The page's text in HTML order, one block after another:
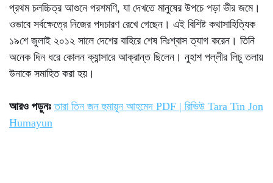
প্রথম চলচ্চিত্র আগুনে পরশমণি, যা দেখতে মানুষের উপচে পড়া ভীর জমে।
ওভাবে সর্বক্ষেত্রে নিজের পদচারণ রেখে গেছেন। এই বিশিষ্ট কথাসাহিত্যিক
১৯শে জুলাই ২০১২ সালে দেশের বাহিরে শেষ নিঃশ্বাস ত্যাগ করেন। তিনি
অনেক দিন ধরে কোলন ক্যান্সারে আক্রান্ত ছিলেন। নুহাশ পল্লীর লিচু তলায়
উনাকে সমাহিত করা হয়।
আরও পড়ুনঃতারা তিন জন হুমায়ূন আহমেদ PDF | রিভিউ Tara Tin Jon
Humayun